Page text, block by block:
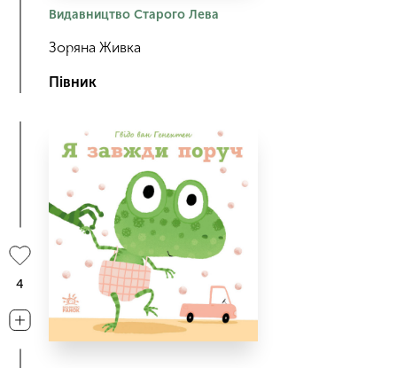
Видавництво Старого Лева
Зоряна Живка
Півник
4